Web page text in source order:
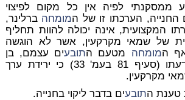
ממסקנתי לפיה אין כל מקום לפיצוי
החנייה, הערכתו זו של המומחה ברלינר,
המקצועית, אינה יכולה להוות תחליף
של שמאי מקרקעין, אשר לא הוגשה
המומחה מטעם התובעים עצמם, בן
עזרא, ציין בחוות דעתו (סעיף 81 בעמ' 33) כי ירידת ערך
מקרקעין.
טענת התובעים בדבר ליקוי בחנייה.